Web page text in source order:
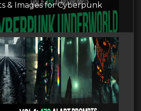
& Images for Cyberpunk